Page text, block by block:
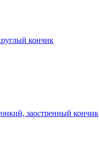
кончик
заостренный кончик